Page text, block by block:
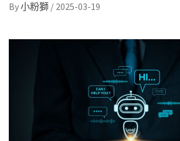
By小粉獅 / 2025-03-19